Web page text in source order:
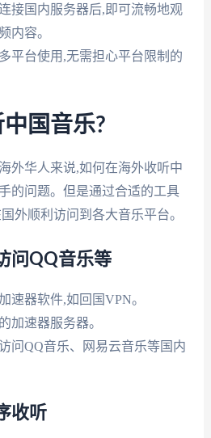
接国内服务器后,即可流畅地观
内容。
平台使用,无需担心平台限制的
国音乐?
外华人来说,如何在海外收听中
的问题。但是通过合适的工具
外顺利访问到各大音乐平台。
问QQ音乐等
速器软件,如回国VPN。
加速器服务器。
问QQ音乐、网易云音乐等国内
收听